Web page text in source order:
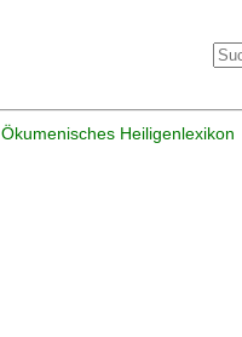
Ökumenisches Heiligenlexikon